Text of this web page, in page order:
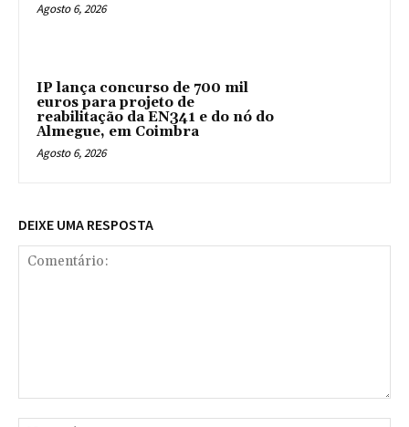
Agosto 6, 2026
IP lança concurso de 700 mil
euros para projeto de
reabilitação da EN341 e do nó do
Almegue, em Coimbra
Agosto 6, 2026
DEIXE UMA RESPOSTA